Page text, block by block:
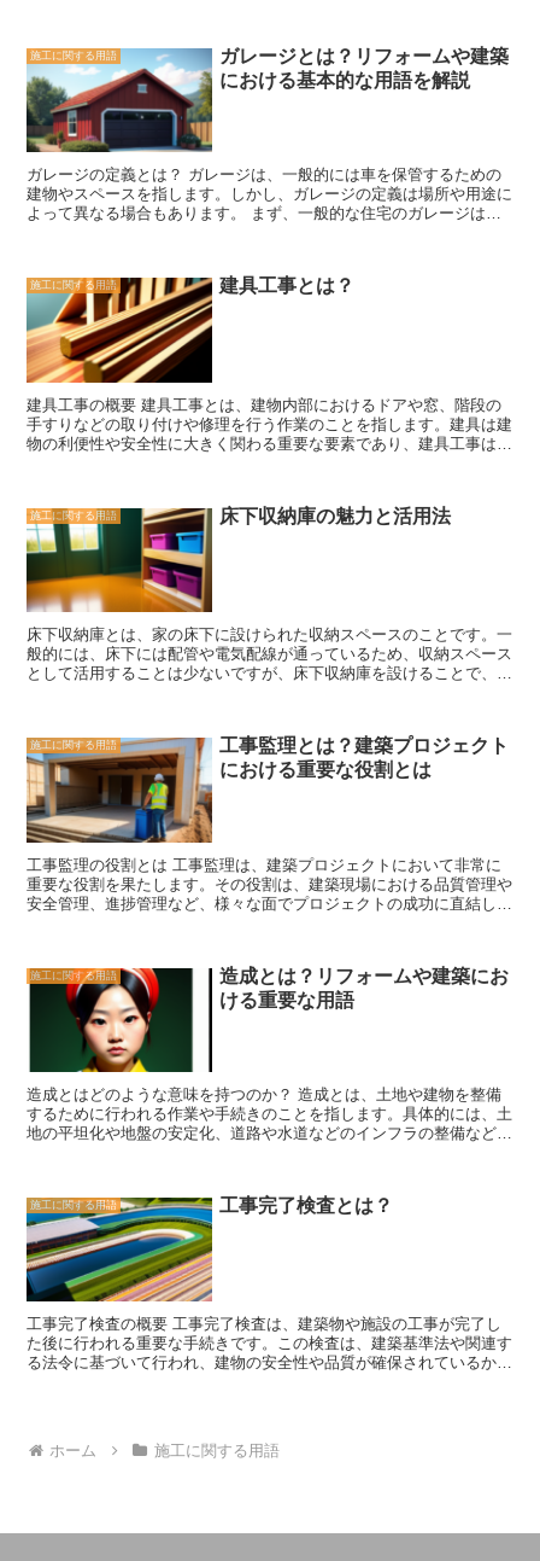
施工に関する用語
ガレージとは？リフォームや建築
における基本的な用語を解説
ガレージの定義とは？ ガレージは、一般的には車を保管するための
建物やスペースを指します。しかし、ガレージの定義は場所や用途に
よって異なる場合もあります。 まず、一般的な住宅のガレージは、
ージは車のメンテナンスや修理作業を行うためのスペースとしても利
用されます。 一方、商業用のガレージは、自動車修理工場や駐車場
など、車に関連するビジネスを営むための施設です。これらのガレー
ジは、大規模なスペースや特殊な設備を備えており、多くの車両を保
管・修理・駐車することができます。 さらに、最近ではガレージを
リフォームして、住宅の一部として利用する人も増えています。例え
ば、ガレージをホームオフィスやワークショップにすることで、自宅
で仕事や趣味に没頭することができます。また、ガレージを追加の居
住スペースとして利用することもあります。 ガレージの設計や構造
は、地域や建築基準によって異なる場合があります。一般的には、ガ
ることができる便利なスペースです。自宅の一部として活用するか、
ビジネスに利用するかは個々のニーズによって異なりますが、ガレー
ジの基本的な定義は、車を保管するための建物やスペースということ
です。
施工に関する用語 建具工事とは？
建具工事の概要 建具工事とは、建物内部におけるドアや窓、階段の
手すりなどの取り付けや修理を行う作業のことを指します。建具は建
物の利便性や安全性に大きく関わる重要な要素であり、建具工事は建
わせて、どのような建具を使用するかが決定されます。その後、建具
の製造や加工が行われ、現場に運ばれます。建具工事の現場では、建
具を正確に取り付けるために、専門の技術や道具が必要とされます。
建具工事の具体的な作業内容は、建具の取り付けや調整、動作確認な
どが含まれます。ドアの場合、建物の入り口や各部屋の出入り口に取
り付けられます。窓の場合、建物の外部と内部をつなぐ役割を果たし
ます。階段の手すりは、安全性を確保するために設置されます。 建
具工事は、建物の利用者にとって重要な役割を果たすだけでなく、建
物のデザインや雰囲気にも大きく影響を与えます。建具の種類や素
材、色合いなどを選ぶことで、建物の印象を変えることができます。
作業です。建物の設計段階から始まり、建具の製造や加工、取り付
け、調整などの工程を経て、建物の利用者が快適に利用できる状態に
なります。建具工事は専門の技術や道具が必要とされるため、信頼で
きる専門業者に依頼することが重要です。
施工に関する用語 床下収納庫の魅力と活用法
床下収納庫とは、家の床下に設けられた収納スペースのことです。一
般的には、床下には配管や電気配線が通っているため、収納スペース
として活用することは少ないですが、床下収納庫を設けることで、無
ことが多く、収納スペースが不足している家庭にとっては、貴重な収
納場所となります。季節ごとの衣類や家庭用品、スポーツ用具など、
使わない時にはしまっておきたいものを収納するのに最適です。 ま
た、床下収納庫は、家の中に収納スペースを作ることなく、スッキリ
とした空間を保つことができます。家具や棚を置くことなく、床下に
収納することで、部屋の広さを確保することができます。特に、小さ
なお部屋や狭い玄関など、スペースに制約がある場所での活用には最
適です。 さらに、床下収納庫は、収納物を保護する役割も果たしま
す。床下は通常、湿気や温度の変化が起こりやすい場所ですが、床下
収納庫は適切な断熱材や通気性を考慮して作られているため、収納物
様々です。例えば、季節ごとの衣類や布団をしまっておくことで、ク
ローゼットや押し入れのスペースを確保することができます。また、
家庭用品やキッチン用品、掃除道具などを収納することで、キッチン
やリビングなどのスペースを広く使うことができます。 床下収納庫
は、無駄なスペースを有効活用するだけでなく、家の中をスッキリと
保ち、収納物を保護する役割も果たします。家庭の収納スペースに困
導入を検討してみてはいかがでしょうか。
施工に関する用語
工事監理とは？建築プロジェクト
における重要な役割とは
工事監理の役割とは 工事監理は、建築プロジェクトにおいて非常に
重要な役割を果たします。その役割は、建築現場における品質管理や
安全管理、進捗管理など、様々な面でプロジェクトの成功に直結して
物の品質を向上させることが求められます。 また、安全管理も工事
監理の重要な役割です。建築現場は危険な場所であり、作業員や関係
者の安全を確保することが求められます。工事監理は、安全基準の遵
守や安全教育の実施、危険箇所の管理などを行い、事故や災害の予防
に努めます。 さらに、進捗管理も工事監理の重要な役割です。工事
の進捗状況を把握し、スケジュール通りに工程が進んでいるかを管理
することで、プロジェクトの遅延や予算超過を防ぐことができます。
工事監理は、施工業者とのコミュニケーションを図りながら、工程管
理や調整を行います。 工事監理は、建築プロジェクトの成功に欠か
ルや問題の早期解決に貢献し、高品質な建物の完成を実現するため
に、工事監理の役割は重要な存在と言えるでしょう。
施工に関する用語
造成とは？リフォームや建築にお
ける重要な用語
造成とはどのような意味を持つのか？ 造成とは、土地や建物を整備
するために行われる作業や手続きのことを指します。具体的には、土
地の平坦化や地盤の安定化、道路や水道などのインフラの整備などが
基礎工事や敷地の利用性を向上させることができます。また、地盤の
安定化も重要な要素です。地震や地盤沈下などのリスクを軽減するた
めに、地盤改良や地下水の管理などが行われます。 さらに、道路や
水道などのインフラの整備も造成の一環です。道路は、建物へのアク
セスや交通の円滑化を目的として整備されます。また、水道は生活に
欠かせないインフラであり、建物に水を供給するために整備されま
す。これらのインフラの整備により、快適な生活環境を実現すること
ができます。 造成は、リフォームや建築において欠かせない重要な
工程です。土地や建物の状態に合わせて適切な造成を行うことで、安
全性や利便性を向上させることができます。また、周辺環境や地域の
で、安全で快適な生活環境を実現することができます。リフォームや
建築を考えている方は、造成にも注目し、専門家のアドバイスを受け
施工に関する用語 工事完了検査とは？
工事完了検査の概要 工事完了検査は、建築物や施設の工事が完了し
た後に行われる重要な手続きです。この検査は、建築基準法や関連す
る法令に基づいて行われ、建物の安全性や品質が確保されているかを
す。検査の結果は、合格または不合格として判定され、合格した場合
は建築物の使用が許可されます。 工事完了検査では、建物の設計図
は、建物の安全性や品質を確保するために非常に重要な手続きです。
ホーム 施工に関する用語